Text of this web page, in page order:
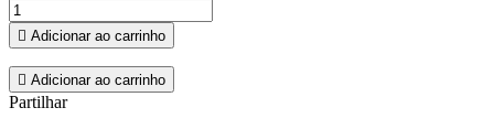
 Adicionar ao carrinho
 Adicionar ao carrinho
Partilhar